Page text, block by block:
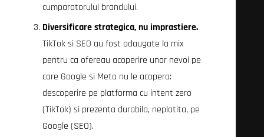
cumparatorului brandului.
Diversificare strategica, nu imprastiere.
TikTok si SEO au fost adaugate la mix
pentru ca ofereau acoperire unor nevoi pe
care Google si Meta nu le acopera:
descoperire pe platforma cu intent zero
(TikTok) si prezenta durabila, neplatita, pe
Google (SEO).